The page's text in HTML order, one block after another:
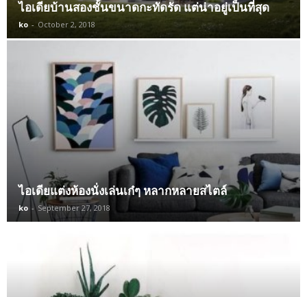
ไอเดียบ้านสองชั้นขนาดกะทัดรัด แต่น่าอยู่เป็นที่สุด
ko - October 2, 2018
ไอเดียแต่งห้องนั่งเล่นเก๋ๆ หลากหลายสไตล์
ko - September 27, 2018